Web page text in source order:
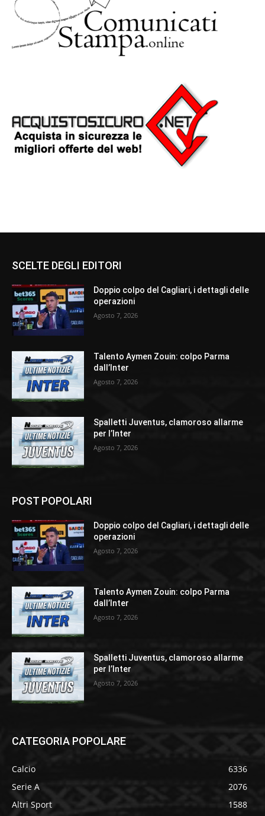
SCELTE DEGLI EDITORI
Doppio colpo del Cagliari, i dettagli delle
operazioni
Agosto 7, 2026
Talento Aymen Zouin: colpo Parma
dall’Inter
Agosto 7, 2026
Spalletti Juventus, clamoroso allarme
per l’Inter
Agosto 7, 2026
POST POPOLARI
Doppio colpo del Cagliari, i dettagli delle
operazioni
Agosto 7, 2026
Talento Aymen Zouin: colpo Parma
dall’Inter
Agosto 7, 2026
Spalletti Juventus, clamoroso allarme
per l’Inter
Agosto 7, 2026
CATEGORIA POPOLARE
Calcio
6336
Serie A
2076
Altri Sport
1588